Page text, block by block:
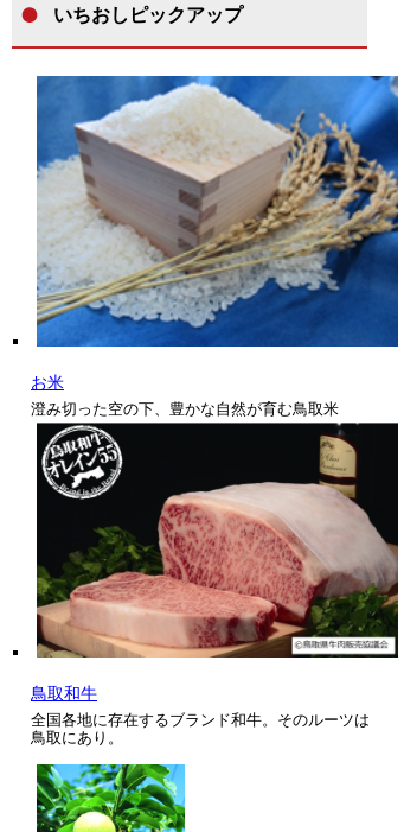
いちおしピックアップ
お米
澄み切った空の下、豊かな自然が育む鳥取米
鳥取和牛
全国各地に存在するブランド和牛。そのルーツは
鳥取にあり。